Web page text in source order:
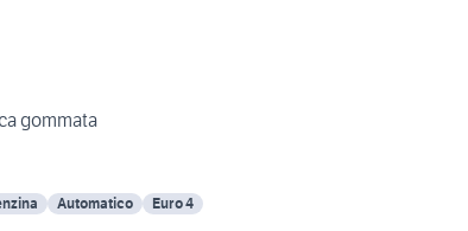
gommata
Automatico Euro 4